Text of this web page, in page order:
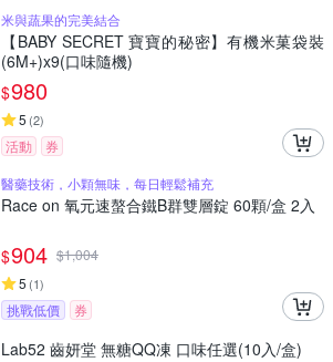
米與蔬果的完美結合
【BABY SECRET 寶寶的秘密】有機米菓袋裝
(6M+)x9(口味隨機)
$980
5 (2)
活動
券
醫藥技術，小顆無味，每日輕鬆補充
Race on 氧元速螯合鐵B群雙層錠 60顆/盒 2入
$904 $1,004
5 (1)
挑戰低價 券
Lab52 齒妍堂 無糖QQ凍 口味任選(10入/盒)